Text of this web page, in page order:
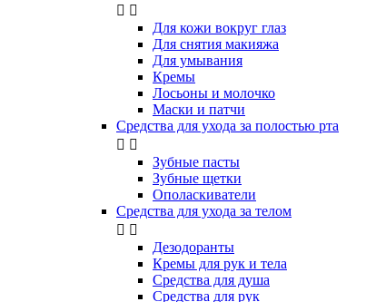
 
Для кожи вокруг глаз
Для снятия макияжа
Для умывания
Кремы
Лосьоны и молочко
Маски и патчи
Средства для ухода за полостью рта
 
Зубные пасты
Зубные щетки
Ополаскиватели
Средства для ухода за телом
 
Дезодоранты
Кремы для рук и тела
Средства для душа
Средства для рук